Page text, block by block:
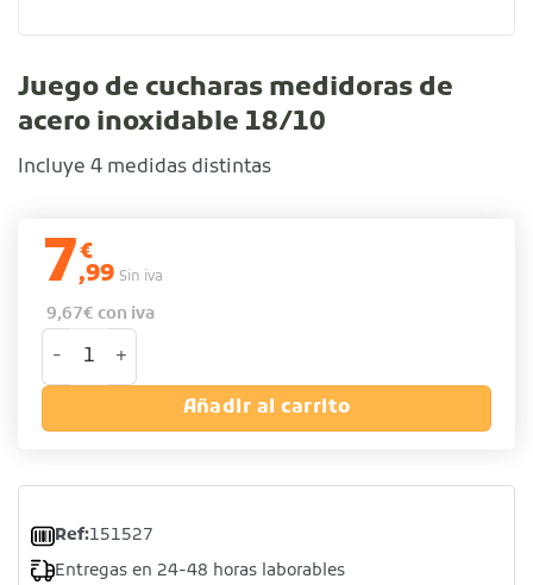
Juego de cucharas medidoras de
acero inoxidable 18/10
Incluye 4 medidas distintas
7€
,99 Sin iva
9,67€ con iva
Añadir al carrito
Ref:151527
Entregas en 24-48 horas laborables